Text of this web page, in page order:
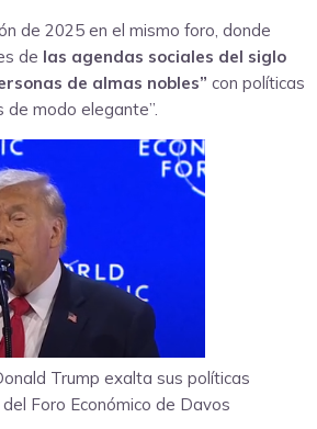
de 2025 en el mismo foro, donde
de las agendas sociales del siglo
de almas nobles” con políticas
de modo elegante”.
Trump exalta sus políticas
Foro Económico de Davos